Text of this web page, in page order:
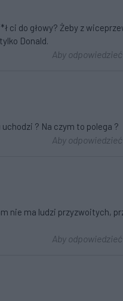
ci do głowy? Żeby z
Donald.
Aby
? Na czym to polega ?
Aby
nie ma ludzi przyzwoitych,
Aby